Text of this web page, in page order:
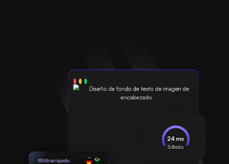
Ultrarrápido
24 ms
Silbido